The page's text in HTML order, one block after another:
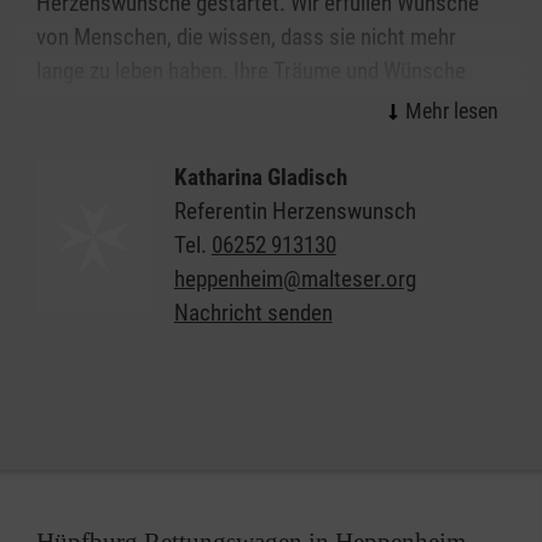
von Menschen, die wissen, dass sie nicht mehr
bekommen eine ganz andere Dimension.
Die Malteser erfüllen letzte Wünsche:
für sie, noch einmal für ein paar Stunden aus dem
Katharina Gladisch
Referentin Herzenswunsch
Tel. 06252 913130
heppenheim@malteser.org
Nachricht senden